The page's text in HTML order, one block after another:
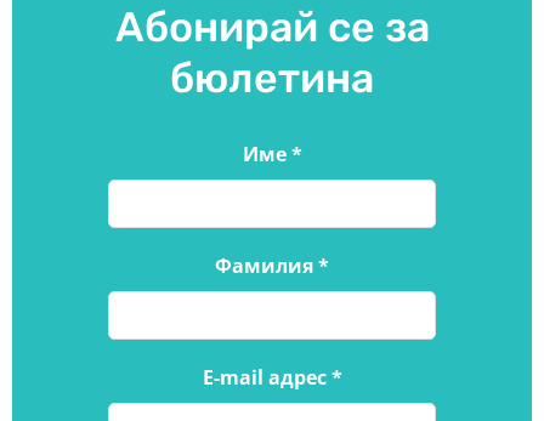
Абонирай се за
бюлетина
Име*
Фамилия*
E-mail адрес*